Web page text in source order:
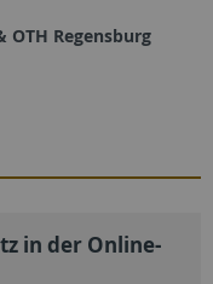
OTH Regensburg
in der Online-